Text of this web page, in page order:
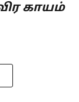
காயம்